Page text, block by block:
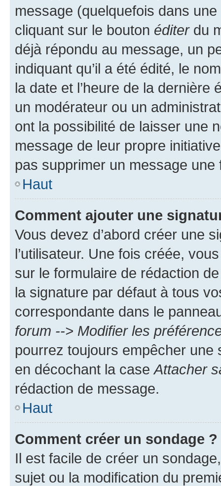
message (quelquefois dans
cliquant sur le bouton éditerdu
déjà répondu au message, un
indiquant qu’il a été édité, le
la date et l’heure de la dernière
un modérateur ou un
ont la possibilité de laisser une
message de leur propre
pas supprimer un message une
Haut
Comment ajouter une
Vous devez d’abord créer une
l’utilisateur. Une fois créée,
sur le formulaire de rédaction
la signature par défaut à tous
correspondante dans le
forum --> Modifier les
pourrez toujours empêcher une
en décochant la case Attacher
rédaction de message.
Haut
Comment créer un sondage ?
Il est facile de créer un
sujet ou la modification du